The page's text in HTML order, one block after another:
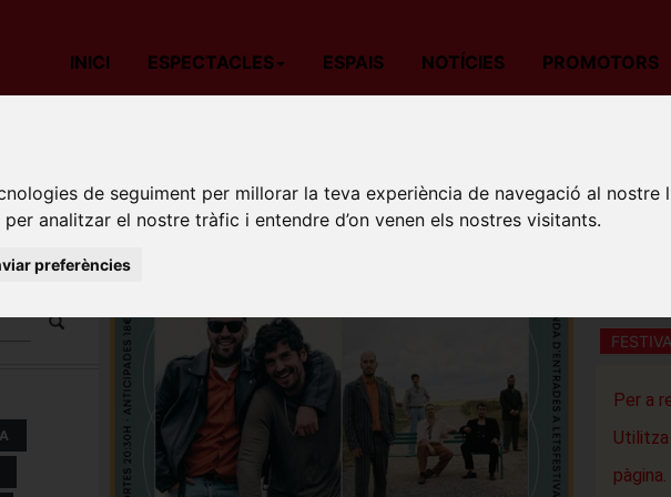
de seguiment per millorar la teva experiència de navegació al
analitzar el nostre tràfic i entendre d’on venen els nostres visitants.
preferències
INICI ESPECTACLES ESPAIS NOTÍCIES PROMOTORS
I
LET'S
EL NIDO
Per a
Utilitza
pàgina.